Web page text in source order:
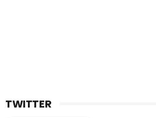
TWITTER